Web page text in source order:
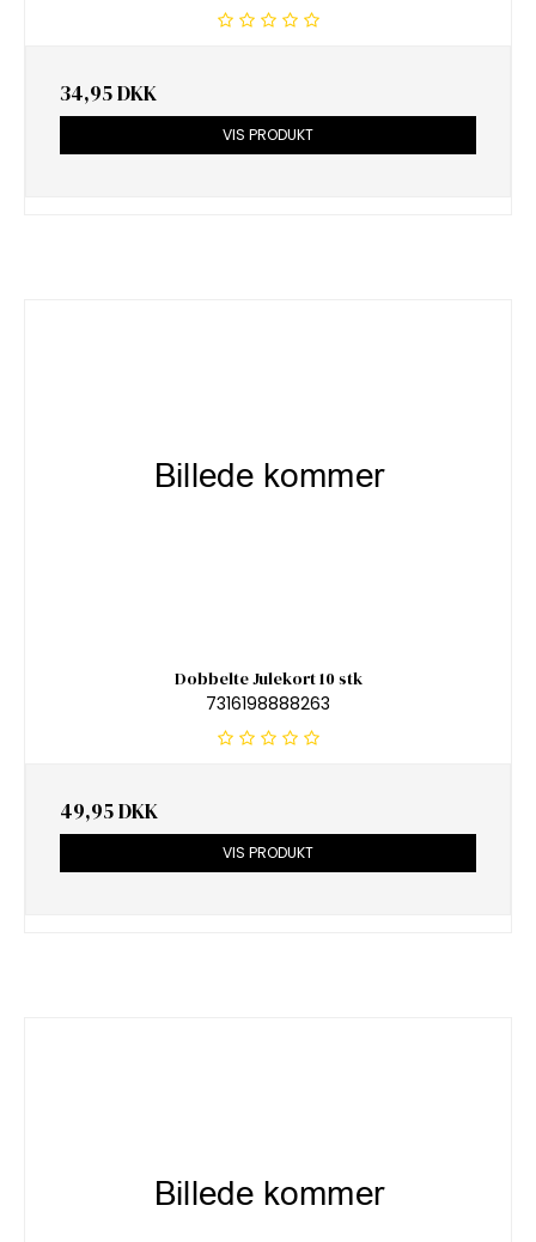
34,95 DKK
VIS PRODUKT
Dobbelte Julekort 10 stk
7316198888263
49,95 DKK
VIS PRODUKT